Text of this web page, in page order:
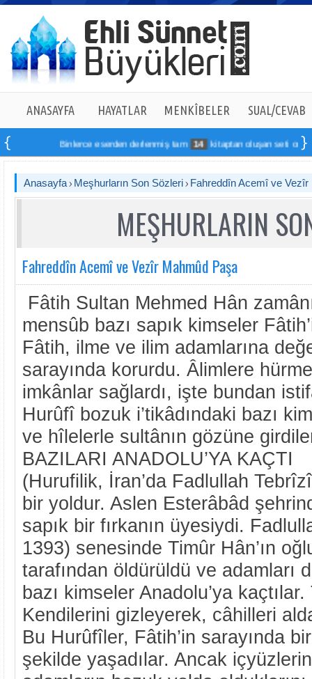
ANASAYFA HAYATLAR MENKÎBELER SUAL/CEVAB
Binlerce eserden derlenmiş tam 14 kitaptan oluşan seti online
Anasayfa Meşhurların Son Sözleri Fahreddîn Acemî ve
MEŞHURLARIN
Fahreddîn Acemî ve Vezîr Mahmûd Paşa
Fâtih Sultan Mehmed Hân
mensûb bazı sapık kimseler
Fâtih, ilme ve ilim adamlarına
sarayında korurdu. Âlimlere
imkânlar sağlardı, işte bundan
Hurûfî bozuk i’tikâdındaki bazı
ve hîlelerle sultânın gözüne
BAZILARI ANADOLU’YA KAÇTI
(Hurufilik, İran’da Fadlullah
bir yoldur. Aslen Esterâbâd
sapık bir fırkanın üyesiydi.
1393) senesinde Timûr Hân’ın
tarafından öldürüldü ve adamları
bazı kimseler Anadolu’ya kaçtılar.
Kendilerini gizleyerek, câhilleri
Bu Hurûfîler, Fâtih’in sarayında
şekilde yaşadılar. Ancak